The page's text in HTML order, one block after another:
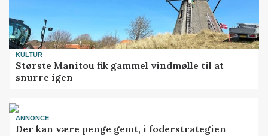
KULTUR
Største Manitou fik gammel vindmølle til at
snurre igen
ANNONCE
Der kan være penge gemt, i foderstrategien